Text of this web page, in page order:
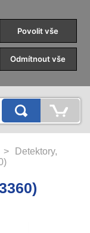
>
Detektory,
Povolit vše
Odmítnout vše